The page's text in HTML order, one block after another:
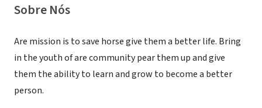
Sobre Nós
Are mission is to save horse give them a better life. Bring
in the youth of are community pear them up and give
them the ability to learn and grow to become a better
person.